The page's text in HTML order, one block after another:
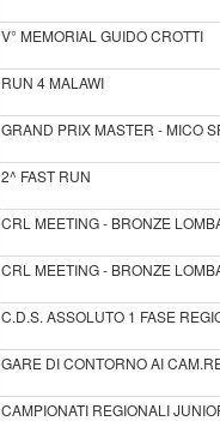
V° MEMORIAL GUIDO CROTTI
RUN 4 MALAWI
GRAND PRIX MASTER - MICO
2^ FAST RUN
CRL MEETING - BRONZE
CRL MEETING - BRONZE
C.D.S. ASSOLUTO 1 FASE
GARE DI CONTORNO AI
CAMPIONATI REGIONALI